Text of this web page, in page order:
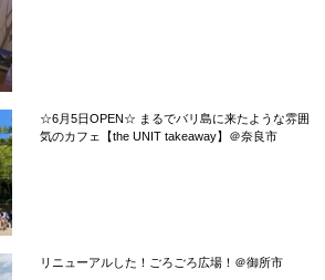
☆6月5日OPEN☆ まるでバリ島に来たような雰囲
気のカフェ【the UNIT takeaway】＠奈良市
リニューアルした！ごろごろ広場！＠御所市